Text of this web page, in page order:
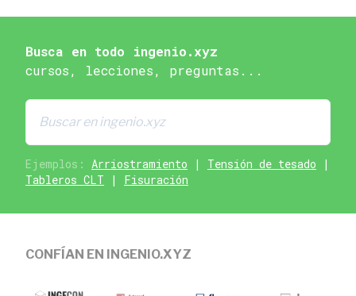
Busca en todo ingenio.xyz
cursos, lecciones, preguntas...
Ejemplos: Arriostramiento | Tensión de tesado |
Tableros CLT | Fisuración
CONFÍAN EN INGENIO.XYZ